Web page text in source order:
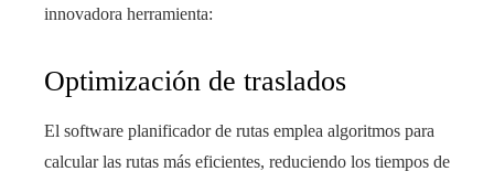
innovadora herramienta:
Optimización de traslados
El software planificador de rutas emplea algoritmos para
calcular las rutas más eficientes, reduciendo los tiempos de